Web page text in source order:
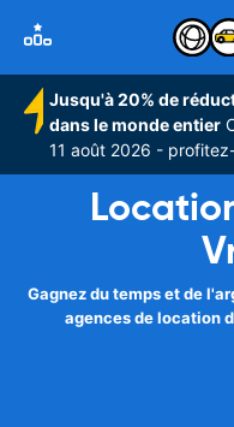
Jusqu'à 20% de
dans le monde entier
11 août 2026 -
Gagnez du temps et de
agences de location